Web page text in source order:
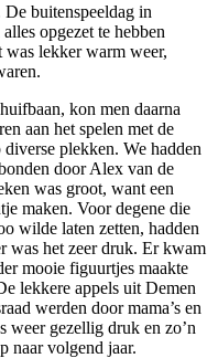
buitenspeeldag in
opgezet te hebben
was lekker warm weer,
kon men daarna
aan het spelen met de
plekken. We hadden
door Alex van de
was groot, want een
maken. Voor degene die
wilde laten zetten, hadden
was het zeer druk. Er kwam
mooie figuurtjes maakte
lekkere appels uit Demen
werden door mama’s en
weer gezellig druk en zo’n
naar volgend jaar.